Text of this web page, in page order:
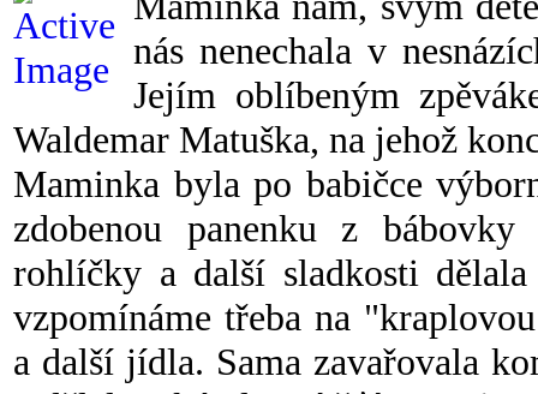
nás nenechala v
Jejím oblíbeným
Waldemar Matuška, na jehož
Maminka byla po babičce
zdobenou panenku z
rohlíčky a další sladkosti
vzpomínáme třeba na
a další jídla. Sama zavařovala